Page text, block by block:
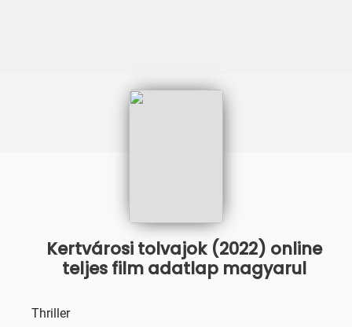
Kertvárosi tolvajok (2022) online
teljes film adatlap magyarul
Thriller